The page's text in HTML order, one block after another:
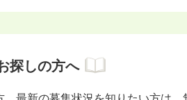
探しの方へ